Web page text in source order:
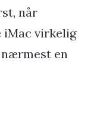
når
iMac virkelig
en